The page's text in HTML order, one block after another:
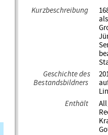
Kurzbeschreibung
Geschichte des
Bestandsbildners
Enthält